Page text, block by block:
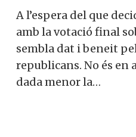
A l’espera del que
amb la votació final
sembla dat i beneit
republicans. No és en
dada menor la…